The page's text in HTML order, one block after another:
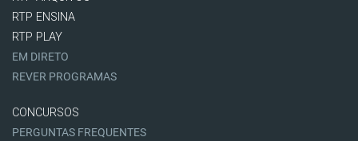
RTP ENSINA
RTP PLAY
EM DIRETO
REVER PROGRAMAS
CONCURSOS
PERGUNTAS FREQUENTES